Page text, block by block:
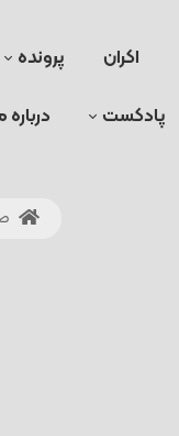
اکران پرونده
پادکست درباره